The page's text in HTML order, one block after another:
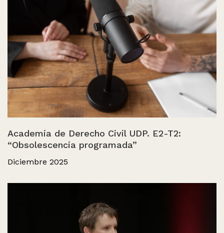
Academia de Derecho Civil UDP. E2-T2:
“Obsolescencia programada”
Diciembre 2025